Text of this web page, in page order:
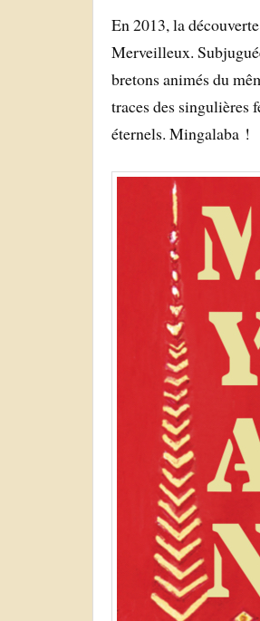
En 2013, la
Merveilleux.
bretons animés du
traces des singulières
éternels. Mingalaba !